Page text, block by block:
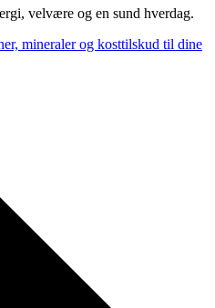
velvære og en sund hverdag.
mineraler og kosttilskud til dine